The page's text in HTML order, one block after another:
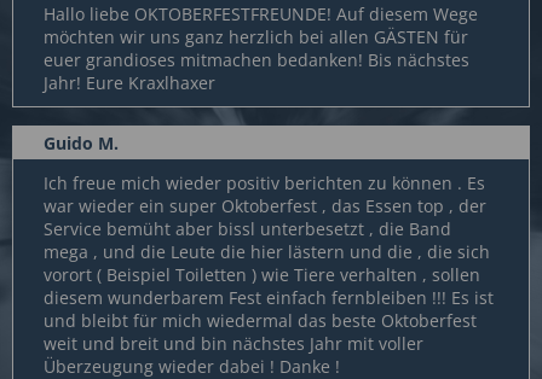
Hallo liebe OKTOBERFESTFREUNDE! Auf diesem Wege
möchten wir uns ganz herzlich bei allen GÄSTEN für
euer grandioses mitmachen bedanken! Bis nächstes
Jahr! Eure Kraxlhaxer
Guido M.
Ich freue mich wieder positiv berichten zu können . Es
war wieder ein super Oktoberfest , das Essen top , der
Service bemüht aber bissl unterbesetzt , die Band
mega , und die Leute die hier lästern und die , die sich
vorort ( Beispiel Toiletten ) wie Tiere verhalten , sollen
diesem wunderbarem Fest einfach fernbleiben !!! Es ist
und bleibt für mich wiedermal das beste Oktoberfest
weit und breit und bin nächstes Jahr mit voller
Überzeugung wieder dabei ! Danke !